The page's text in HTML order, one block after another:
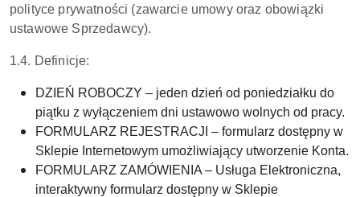
polityce prywatności (zawarcie umowy oraz obowiązki
ustawowe Sprzedawcy).
1.4. Definicje:
DZIEŃ ROBOCZY – jeden dzień od poniedziałku do
piątku z wyłączeniem dni ustawowo wolnych od pracy.
FORMULARZ REJESTRACJI – formularz dostępny w
Sklepie Internetowym umożliwiający utworzenie Konta.
FORMULARZ ZAMÓWIENIA – Usługa Elektroniczna,
interaktywny formularz dostępny w Sklepie